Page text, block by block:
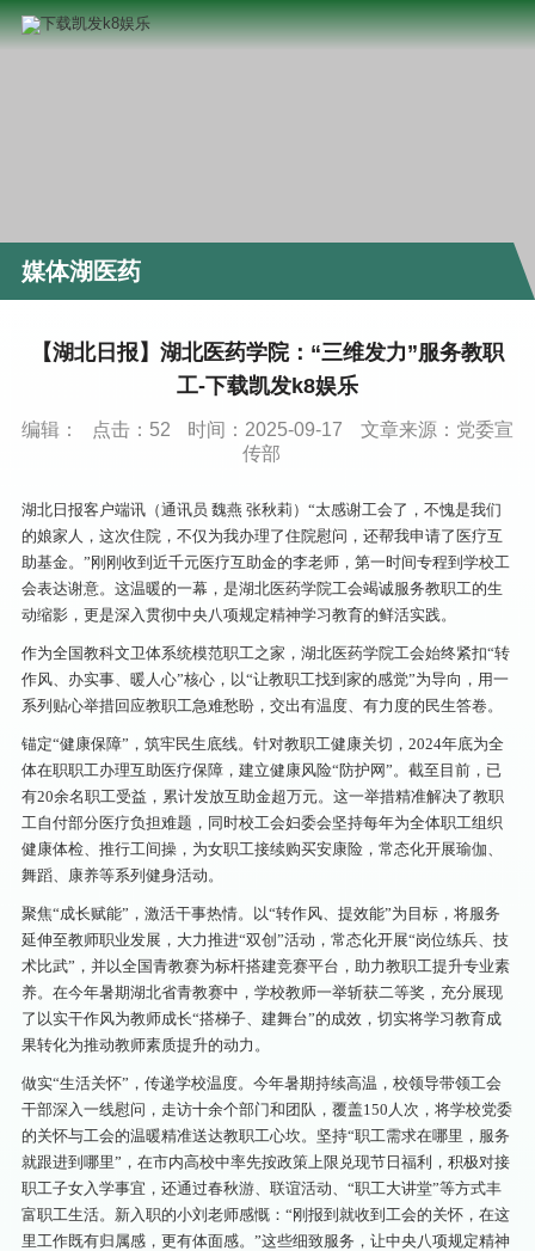
媒体湖医药
【湖北日报】湖北医药学院：“三维发力”服务教职
工-下载凯发k8娱乐
编辑： 点击： 52 时间：2025-09-17
文章来源：党委宣
传部
湖北日报客户端讯（通讯员 魏燕 张秋莉）“太感谢工会了，不愧是我们
的娘家人，这次住院，不仅为我办理了住院慰问，还帮我申请了医疗互
助基金。”刚刚收到近千元医疗互助金的李老师，第一时间专程到学校工
会表达谢意。这温暖的一幕，是湖北医药学院工会竭诚服务教职工的生
动缩影，更是深入贯彻中央八项规定精神学习教育的鲜活实践。
作为全国教科文卫体系统模范职工之家，湖北医药学院工会始终紧扣“转
作风、办实事、暖人心”核心，以“让教职工找到家的感觉”为导向，用一
系列贴心举措回应教职工急难愁盼，交出有温度、有力度的民生答卷。
锚定“健康保障”，筑牢民生底线。针对教职工健康关切，2024年底为全
体在职职工办理互助医疗保障，建立健康风险“防护网”。截至目前，已
有20余名职工受益，累计发放互助金超万元。这一举措精准解决了教职
工自付部分医疗负担难题，同时校工会妇委会坚持每年为全体职工组织
健康体检、推行工间操，为女职工接续购买安康险，常态化开展瑜伽、
舞蹈、康养等系列健身活动。
聚焦“成长赋能”，激活干事热情。以“转作风、提效能”为目标，将服务
延伸至教师职业发展，大力推进“双创”活动，常态化开展“岗位练兵、技
术比武”，并以全国青教赛为标杆搭建竞赛平台，助力教职工提升专业素
养。在今年暑期湖北省青教赛中，学校教师一举斩获二等奖，充分展现
了以实干作风为教师成长“搭梯子、建舞台”的成效，切实将学习教育成
果转化为推动教师素质提升的动力。
做实“生活关怀”，传递学校温度。今年暑期持续高温，校领导带领工会
干部深入一线慰问，走访十余个部门和团队，覆盖150人次，将学校党委
的关怀与工会的温暖精准送达教职工心坎。坚持“职工需求在哪里，服务
就跟进到哪里”，在市内高校中率先按政策上限兑现节日福利，积极对接
职工子女入学事宜，还通过春秋游、联谊活动、“职工大讲堂”等方式丰
富职工生活。新入职的小刘老师感慨：“刚报到就收到工会的关怀，在这
里工作既有归属感，更有体面感。”这些细致服务，让中央八项规定精神